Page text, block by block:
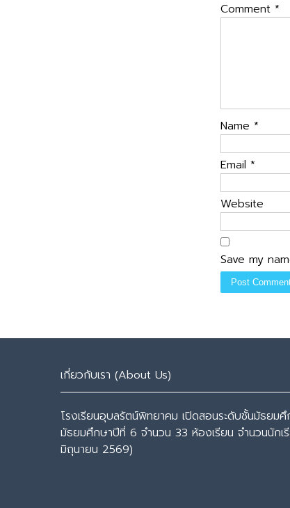
Comment *
Name *
Email *
Website
Save my
เกี่ยวกับเรา (About Us)
โรงเรียนอุบลรัตน์พิทยาคม เปิดสอนระดับชั้นมัธยม
มัธยมศึกษาปีที่ 6 จำนวน 33 ห้องเรียน จำนวนนักเ
มิถุนายน 2569)